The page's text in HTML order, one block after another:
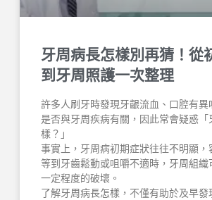
牙周病長怎樣別再猜！從
到牙周照護一次整理
許多人刷牙時發現牙齦流血、口腔有異
是否與牙周疾病有關，因此常會疑惑「
樣？」
事實上，牙周病初期症狀往往不明顯，
等到牙齒鬆動或咀嚼不適時，牙周組織
一定程度的破壞。
了解牙周病長怎樣，不僅有助於及早發